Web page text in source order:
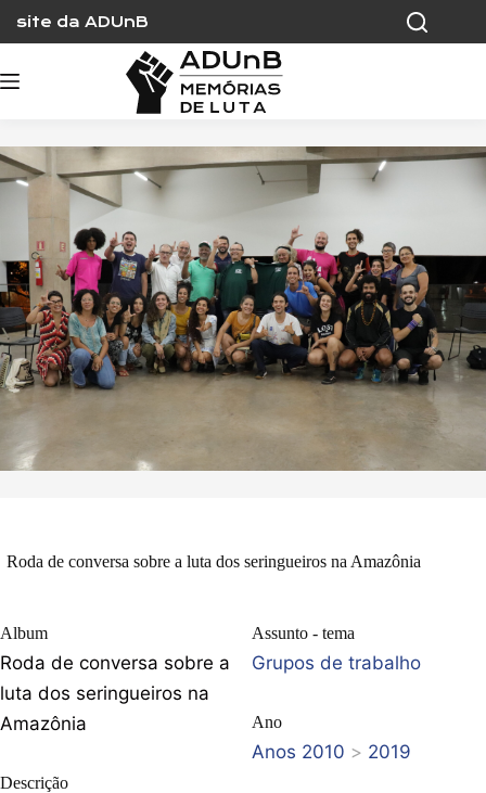
content
site da ADUnB
Roda de conversa sobre a luta dos seringueiros na Amazônia
Album
Roda de conversa sobre a
luta dos seringueiros na
Amazônia
Descrição
Assunto - tema
Grupos de trabalho
Ano
Anos 2010 > 2019